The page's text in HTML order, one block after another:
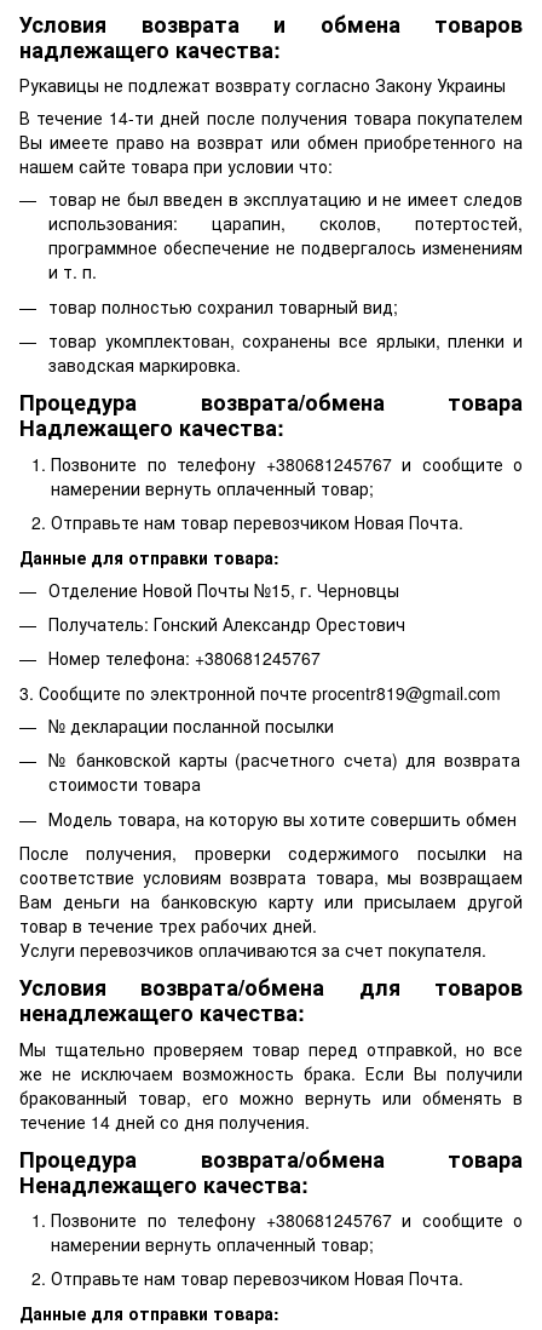
Условия возврата и обмена товаров
надлежащего качества:
Рукавицы не подлежат возврату согласно Закону Украины
В течение 14-ти дней после получения товара покупателем
Вы имеете право на возврат или обмен приобретенного на
нашем сайте товара при условии что:
товар не был введен в эксплуатацию и не имеет следов
использования: царапин, сколов, потертостей,
программное обеспечение не подвергалось изменениям
и т. п.
товар полностью сохранил товарный вид;
товар укомплектован, сохранены все ярлыки, пленки и
заводская маркировка.
Процедура возврата/обмена товара
Надлежащего качества:
Позвоните по телефону +380681245767 и сообщите о
намерении вернуть оплаченный товар;
Отправьте нам товар перевозчиком Новая Почта.
Данные для отправки товара:
Отделение Новой Почты №15, г. Черновцы
Получатель: Гонский Александр Орестович
Номер телефона: +380681245767
3. Сообщите по электронной почте procentr819@gmail.com
№ декларации посланной посылки
№ банковской карты (расчетного счета) для возврата
стоимости товара
Модель товара, на которую вы хотите совершить обмен
После получения, проверки содержимого посылки на
соответствие условиям возврата товара, мы возвращаем
Вам деньги на банковскую карту или присылаем другой
товар в течение трех рабочих дней.
Услуги перевозчиков оплачиваются за счет покупателя.
Условия возврата/обмена для товаров
ненадлежащего качества:
Мы тщательно проверяем товар перед отправкой, но все
же не исключаем возможность брака. Если Вы получили
бракованный товар, его можно вернуть или обменять в
течение 14 дней со дня получения.
Процедура возврата/обмена товара
Ненадлежащего качества:
Позвоните по телефону +380681245767 и сообщите о
намерении вернуть оплаченный товар;
Отправьте нам товар перевозчиком Новая Почта.
Данные для отправки товара: